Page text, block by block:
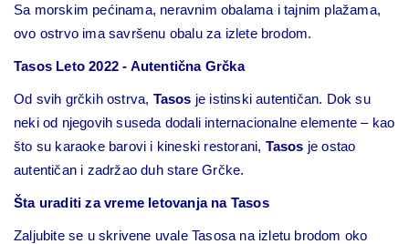
Sa morskim pećinama, neravnim obalama i tajnim plažama,
ovo ostrvo ima savršenu obalu za izlete brodom.
Tasos Leto 2022 - Autentična Grčka
Od svih grčkih ostrva, Tasos je istinski autentičan. Dok su
neki od njegovih suseda dodali internacionalne elemente – kao
što su karaoke barovi i kineski restorani, Tasos je ostao
autentičan i zadržao duh stare Grčke.
Šta uraditi za vreme letovanja na Tasos
Zaljubite se u skrivene uvale Tasosa na izletu brodom oko